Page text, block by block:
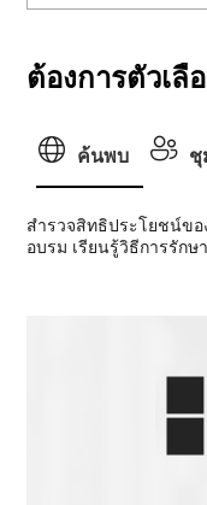
ต้องการตัวเลื
ค้นพบ ชุ
สํารวจสิทธิประโยชน์ขอ
อบรม เรียนรู้วิธีการรัก